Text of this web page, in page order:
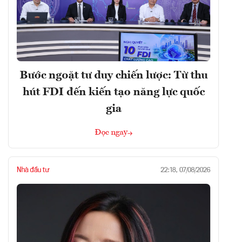
Bước ngoặt tư duy chiến lược: Từ thu
hút FDI đến kiến tạo năng lực quốc
gia
Đọc ngay
Nhà đầu tư 22:18, 07/08/2026